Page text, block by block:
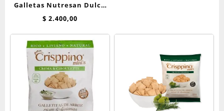
Galletas Nutresan Dulce
Avena
$ 2.400,00